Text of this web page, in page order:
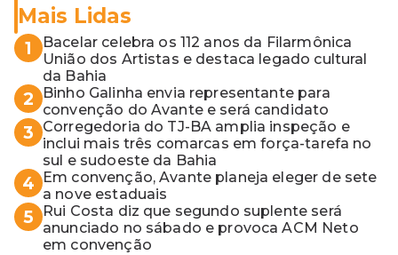
Mais Lidas
1
Bacelar celebra os 112 anos da Filarmônica
União dos Artistas e destaca legado cultural
da Bahia
2
Binho Galinha envia representante para
convenção do Avante e será candidato
3
Corregedoria do TJ-BA amplia inspeção e
inclui mais três comarcas em força-tarefa no
sul e sudoeste da Bahia
4
Em convenção, Avante planeja eleger de sete
a nove estaduais
5
Rui Costa diz que segundo suplente será
anunciado no sábado e provoca ACM Neto
em convenção